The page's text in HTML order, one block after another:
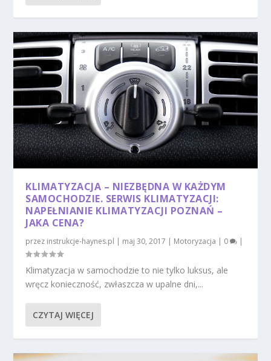
KLIMATYZACJA – NIEZBĘDNA W KAŻDYM
SAMOCHODZIE. SERWIS KLIMATYZACJI:
NAPEŁNIANIE KLIMATYZACJI POZNAŃ –
JAKA CENA?
przez instrukcje-haynes.pl | maj 30, 2017 | Motoryzacja | 0 |
Klimatyzacja w samochodzie to nie tylko luksus, ale
wręcz konieczność, zwłaszcza w upalne dni,...
CZYTAJ WIĘCEJ